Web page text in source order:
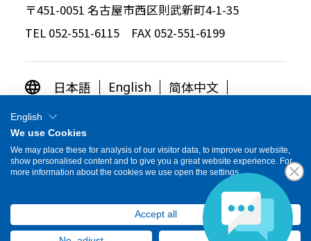
〒451-0051 名古屋市西区則武新町4-1-35
TEL 052-551-6115 FAX 052-551-6199
日本語 English
简体中文
繁体中文
OTHER LANGUAGES
© Toyota Commemorative Museum of Industry
English
We use Cookies
We may place these for analysis of our visitor data, to improve our website,
show personalised content and to give you a great website experience. For
more information about the cookies we use open the settings.
Accept all